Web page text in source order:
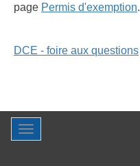
page Permis d'exemption.
DCE - foire aux questions
Toggle